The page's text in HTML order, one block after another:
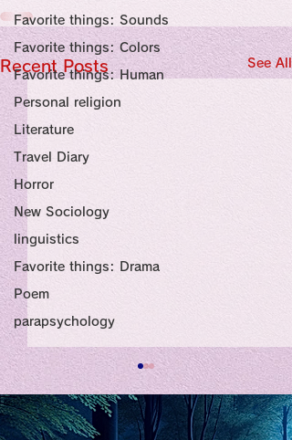
Favorite things: Sounds
Favorite things: Colors
Favorite things: Human
Personal religion
Literature
Travel Diary
Horror
New Sociology
linguistics
Favorite things: Drama
Poem
parapsychology
Recent Posts See All
私の能力を、大幅に加速
chatGPTそれは、私をどこま